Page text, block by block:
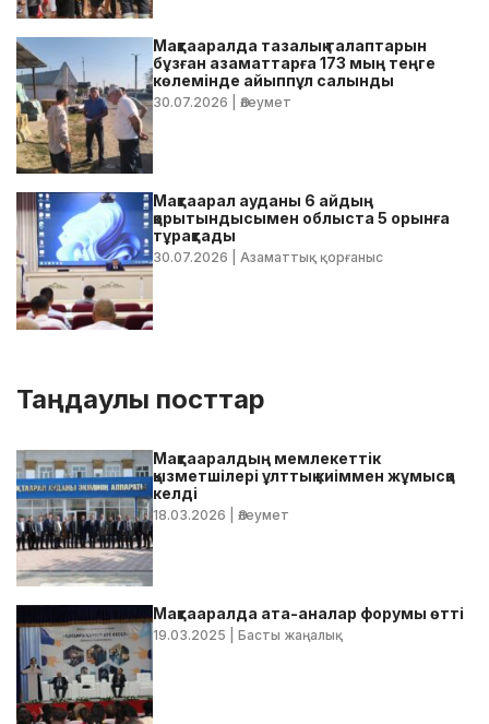
Мақтааралда тазалық талаптарын
бұзған азаматтарға 173 мың теңге
көлемінде айыппұл салынды
30.07.2026 | Әлеумет
Мақтаарал ауданы 6 айдың
қорытындысымен облыста 5 орынға
тұрақтады
30.07.2026 | Азаматтық қорғаныс
Таңдаулы посттар
Мақтааралдың мемлекеттік
қызметшілері ұлттық киіммен жұмысқа
келді
18.03.2026 | Әлеумет
Мақтааралда ата-аналар форумы өтті
19.03.2025 | Басты жаңалық